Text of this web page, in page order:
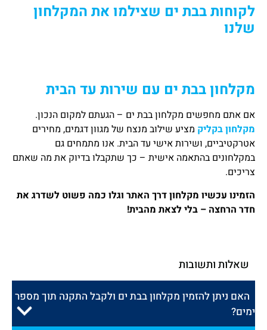
לקוחות בבת ים שצילמו את המקלחון
שלנו
מקלחון בבת ים עם שירות עד הבית
אם אתם מחפשים מקלחון בבת ים – הגעתם למקום הנכון.
מקלחון בקליקמציע שילוב מנצח של מגוון דגמים, מחירים
אטרקטיביים, ושירות אישי עד הבית. אנו מתמחים גם
במקלחונים בהתאמה אישית – כך שתקבלו בדיוק את מה שאתם
צריכים.
הזמינו עכשיו מקלחון דרך האתר וגלו כמה פשוט לשדרג את
חדר הרחצה – בלי לצאת מהבית!
שאלות ותשובות
האם ניתן להזמין מקלחון בבת ים ולקבל התקנה תוך מספר
ימים?